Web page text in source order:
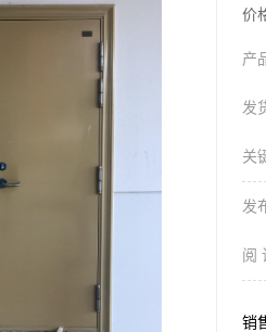
价
产
发
关
发
阅
销